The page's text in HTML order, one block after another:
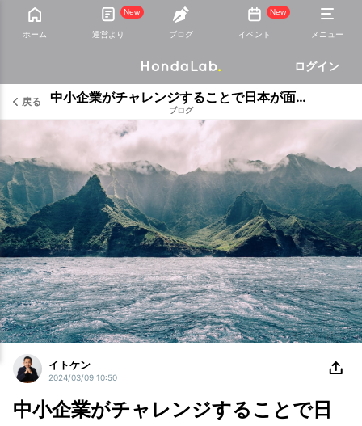
ホーム
New
運営より ブログ
New
イベント メニュー
ログイン
戻る 中小企業がチャレンジすることで日本が面白くなる
ブログ
イトケン
2024/03/09 10:50
中小企業がチャレンジすることで日